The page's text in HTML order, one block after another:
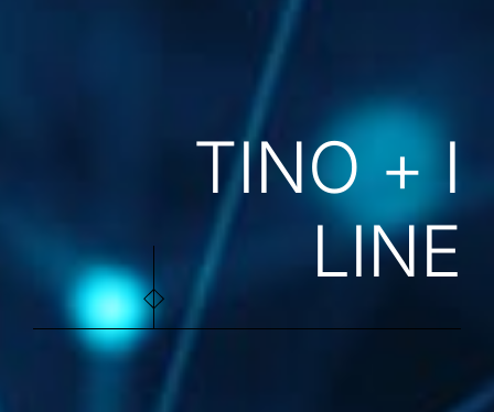
TINO + I
LINE